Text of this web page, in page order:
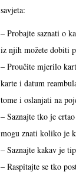
savjeta:
– Probajte saznati o
iz njih možete dobiti
– Proučite mjerilo
karte i datum
tome i oslanjati na
– Saznajte tko je
mogu znati koliko je
– Saznajte kakav je
– Raspitajte se tko